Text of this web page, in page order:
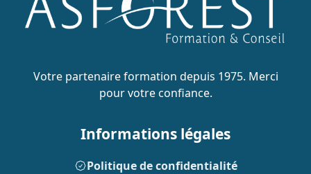
Votre partenaire formation depuis 1975. Merci
pour votre confiance.
Informations légales
Politique de confidentialité